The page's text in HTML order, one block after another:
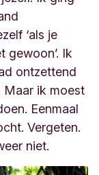
‘als je
gewoon’. Ik
ontzettend
Maar ik moest
Eenmaal
Vergeten.
niet.